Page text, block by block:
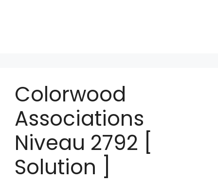
Colorwood
Associations
Niveau 2792 [
Solution ]